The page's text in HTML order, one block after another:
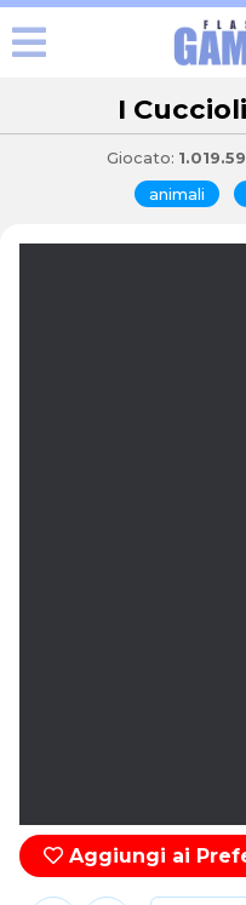
I
Giocato:
animali
Aggiungi ai